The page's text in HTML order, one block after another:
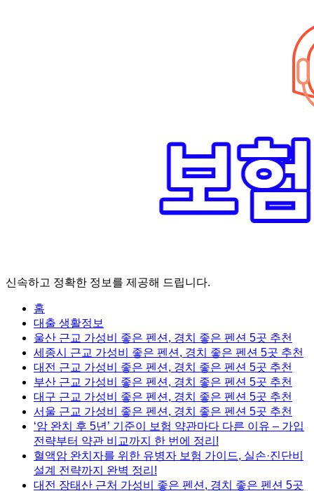
신속하고 정확한 정보를 제공해 드립니다.
홈
대출 생활정보
울산 근교 가성비 좋은 펜션, 경치 좋은 펜션 5곳 추천
세종시 근교 가성비 좋은 펜션, 경치 좋은 펜션 5곳 추천
대전 근교 가성비 좋은 펜션, 경치 좋은 펜션 5곳 추천
부산 근교 가성비 좋은 펜션, 경치 좋은 펜션 5곳 추천
대구 근교 가성비 좋은 펜션, 경치 좋은 펜션 5곳 추천
서울 근교 가성비 좋은 펜션, 경치 좋은 펜션 5곳 추천
‘암 완치 후 5년’ 기준이 보험 약관마다 다른 이유 – 가입
전략부터 약관 비교까지 한 번에 정리!
혈액암 완치자를 위한 유병자 보험 가이드, 실손·진단비
설계 전략까지 완벽 정리!
대전 장태산 근처 가성비 좋은 펜션, 경치 좋은 펜션 5곳